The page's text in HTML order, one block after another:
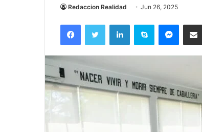
Redaccion Realidad Jun 26, 2025
FacebookTwitter LinkedInSkype